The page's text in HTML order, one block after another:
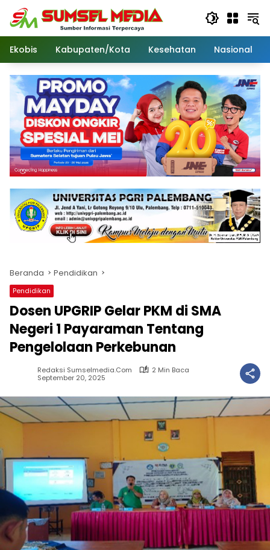
Langsung
konten
Ekobis
Kabupaten/Kota Kesehatan Nasional
Beranda Pendidikan
Pendidikan
Dosen UPGRIP Gelar PKM di SMA
Negeri 1 Payaraman Tentang
Pengelolaan Perkebunan
Redaksi Sumselmedia.com
2 Min Baca
September 20, 2025